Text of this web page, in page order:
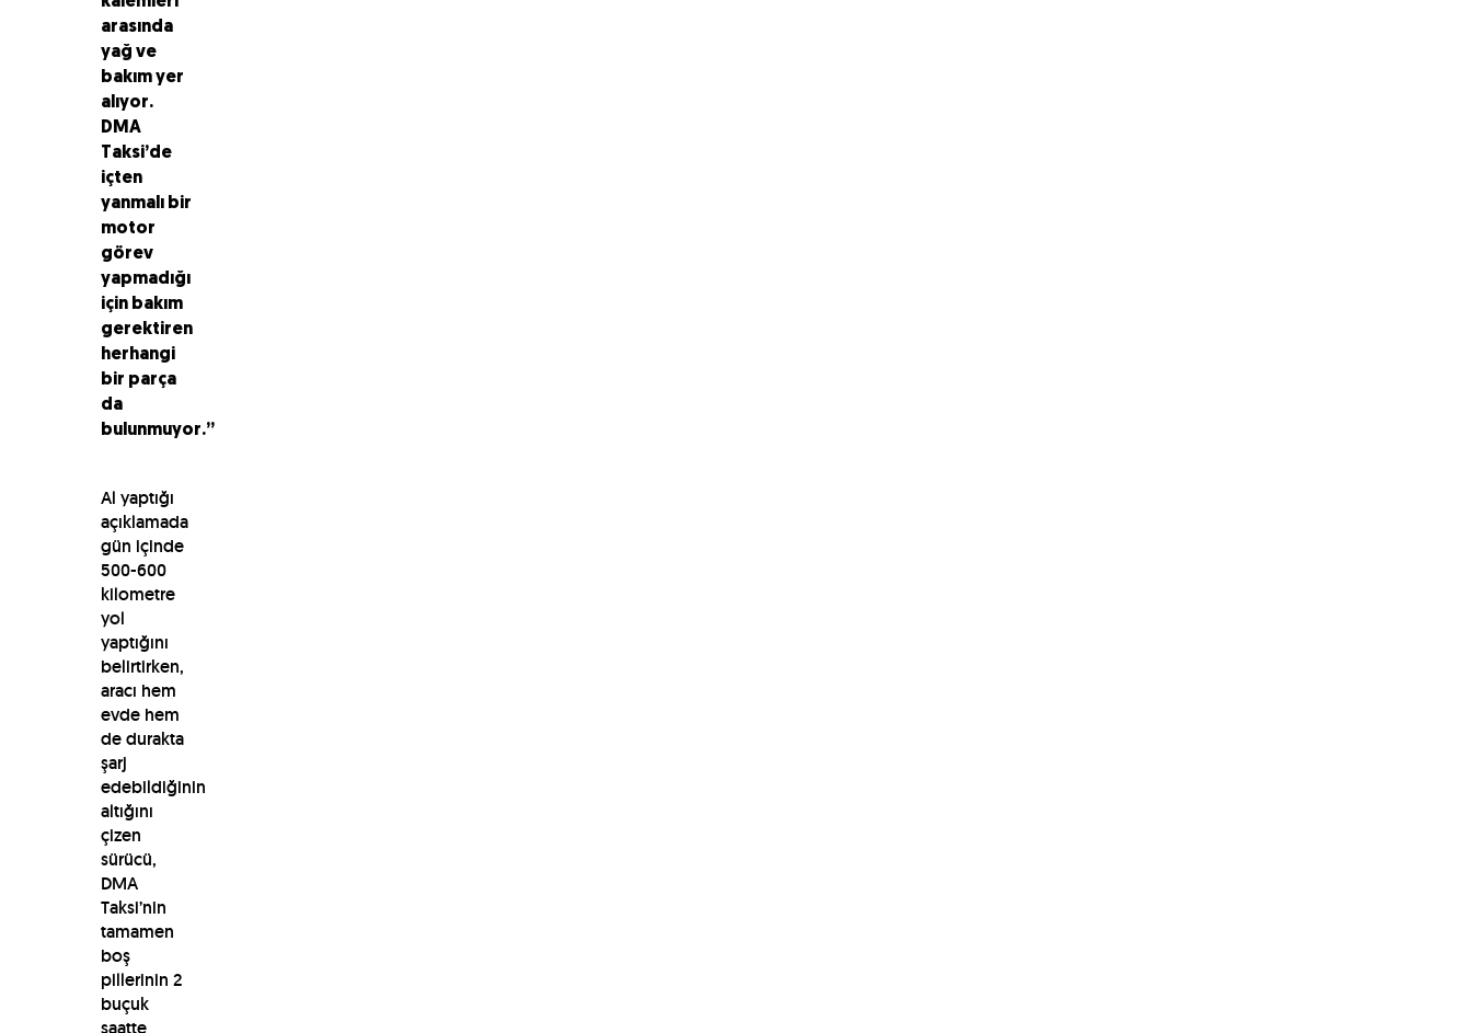
arasında
yağ ve
bakım yer
alıyor.
DMA
Taksi’de
içten
yanmalı bir
motor
görev
yapmadığı
için bakım
gerektiren
herhangi
bir parça
da
bulunmuyor.”
Al yaptığı
açıklamada
gün içinde
500-600
kilometre
yol
yaptığını
belirtirken,
aracı hem
evde hem
de durakta
şarj
edebildiğinin
altığını
çizen
sürücü,
DMA
Taksi’nin
tamamen
boş
pillerinin 2
buçuk
saatte